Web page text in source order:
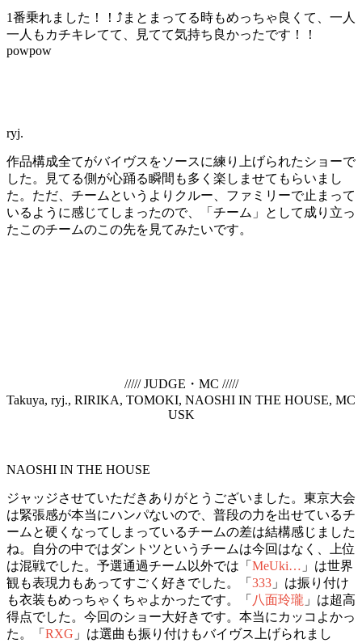
1番乗れました！！⤴︎まとまってる時もめっちゃ良くて、一人
一人もカチキレてて、見てて気持ち良かったです！！
powpow
ryj.
作品構成全てがバイヴスをソースに練り上げられたショーで
した。見てる側が心踊る瞬間も多く楽しませてもらいまし
た。ただ、チームというよりクルー、ファミリーで止まって
いるように感じてしまったので、「チーム」として成り立っ
たこのチームのこの先を見てみたいです。
///// JUDGE・MC /////
Takuya, ryj., RIRIKA, TOMOKI, NAOSHI IN THE HOUSE, MC
USK
NAOSHI IN THE HOUSE
ジャッジさせていただきありがとうございました。東京大会
は緊張感が本当にハンパないので、普段の力を出せているチ
ームと硬くなってしまっているチームの差は結構感じました
ね。自分の中ではダントツというチームは今回はなく、上位
は混戦でした。予選通過チーム以外では「 MeUki… 」は世界
観も表現力もあってすごく好きでした。「 333 」は振り付け
も衣装もめっちゃくちゃよかったです。「 八面玲瓏 」は超高
得点でした。今回のショー大好きです。本当にカッコよかっ
た。「 RXG 」は選曲も振り付けもバイヴス上げられまし